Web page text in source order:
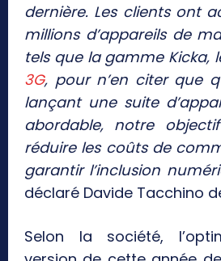
dernière. Les clients ont
millions d’appareils de
tels que la gamme Kicka,
3G, pour n’en citer que
lançant une suite
abordable, notre
réduire les coûts de
garantir l’inclusion
déclaré Davide Tacchino
Selon la société,